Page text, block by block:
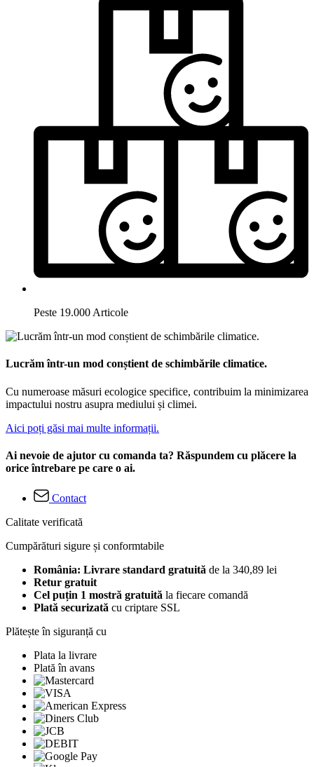
Peste 19.000 Articole
Lucrăm într-un mod conștient de schimbările climatice.
Cu numeroase măsuri ecologice specifice, contribuim la minimizarea
impactului nostru asupra mediului și climei.
Aici poți găsi mai multe informații.
Ai nevoie de ajutor cu comanda ta? Răspundem cu plăcere la
orice întrebare pe care o ai.
Contact
Calitate verificată
Cumpărături sigure și conformtabile
România: Livrare standard gratuită de la 340,89 lei
Retur gratuit
Cel puțin 1 mostră gratuită la fiecare comandă
Plată securizată cu criptare SSL
Plătește în siguranță cu
Plata la livrare
Plată în avans